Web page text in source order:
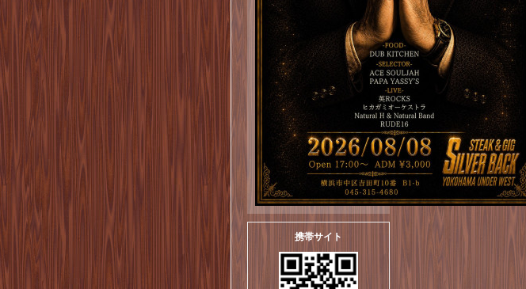
携帯サイト